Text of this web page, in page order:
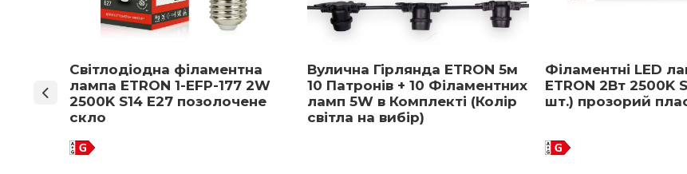
Світлодіодна філаментна
лампа ETRON 1-EFP-177 2W
2500K S14 E27 позолочене
скло
Вулична Гірлянда ETRON 5м
10 Патронів + 10 Філаментних
ламп 5W в Комплекті (Колір
світла на вибір)
Філаментні LED
ETRON 2Вт 2500K
шт.) прозорий